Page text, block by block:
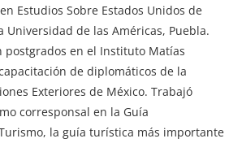
Estudios Sobre Estados Unidos de
Universidad de las Américas, Puebla.
postgrados en el Instituto Matías
de diplomáticos de la
Exteriores de México. Trabajó
corresponsal en la Guía
la guía turística más importante